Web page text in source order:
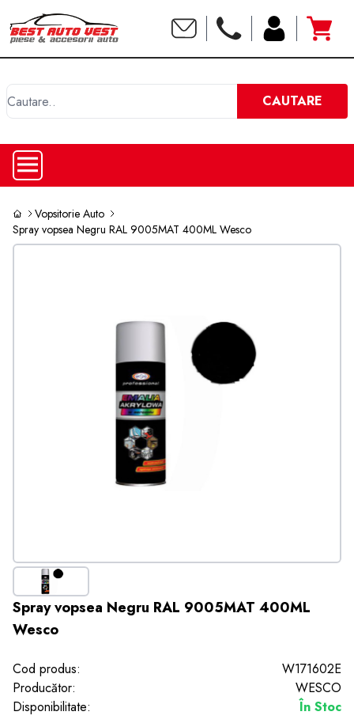
CAUTARE
Vopsitorie Auto
Spray vopsea Negru RAL 9005MAT 400ML Wesco
Spray vopsea Negru RAL 9005MAT 400ML
Wesco
Cod produs:
W171602E
Producător:
WESCO
Disponibilitate:
În Stoc